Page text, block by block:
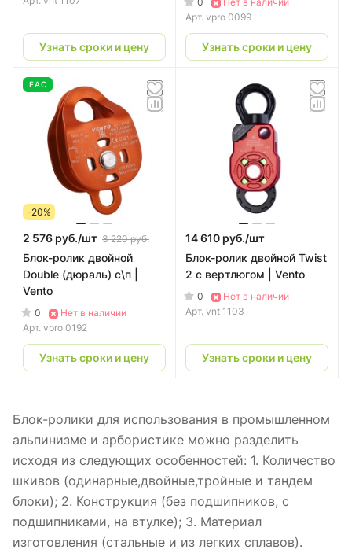
Узнать сроки и цену
Арт. vpro 0099
Узнать сроки и цену
EAC
-20%
2 576 руб./шт 3 220 руб.
Блок-ролик двойной
Double (дюраль) с\п |
Vento
0
Нет в наличии
Арт. vpro 0192
Узнать сроки и цену
14 610 руб./шт
Блок-ролик двойной Twist
2 с вертлюгом | Vento
0
Нет в наличии
Арт. vnt 1103
Узнать сроки и цену
Блок-ролики для использования в промышленном
альпинизме и арбористике можно разделить
исходя из следующих особенностей: 1. Количество
шкивов (одинарные,двойные,тройные и тандем
блоки); 2. Конструкция (без подшипников, с
подшипниками, на втулке); 3. Материал
изготовления (стальные и из легких сплавов).